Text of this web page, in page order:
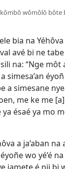
kômbô wômôlô
bia na Yéhôva
avé bi ne
na: “Nge môt
simesa’an
a simesane
me ke me
ésaé ya mo
a ja’aban na
wo yé’é
jamete é nji bi